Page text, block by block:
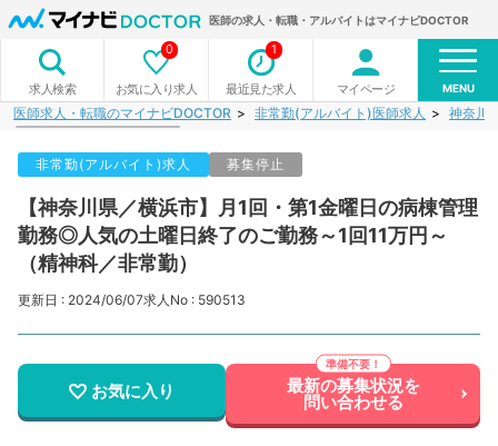
医師の求人・転職・アルバイトはマイナビDOCTOR
求人検索 お気に入り求人
0
最近見た求人
1
マイページ MENU
医師求人・転職のマイナビDOCTOR 非常勤(アルバイト)医師求人 神奈川
非常勤(アルバイト)求人 募集停止
【神奈川県／横浜市】月1回・第1金曜日の病棟管理
勤務◎人気の土曜日終了のご勤務～1回11万円～
（精神科／非常勤）
更新日 : 2024/06/07求人No : 590513
お気に入り 最新の募集状況を
問い合わせる